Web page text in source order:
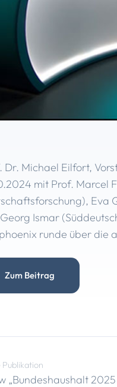
Dr. Michael Eilfort,
mit Prof. Marcel
Eva
Ismar
runde über die
Zum Beitrag
„Bundeshaushalt